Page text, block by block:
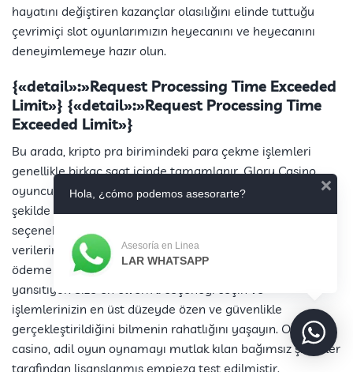
hayatını değiştiren kazançlar olasılığını elinde tuttuğu
çevrimiçi slot oyunlarımızın heyecanını ve heyecanını
deneyimlemeye hazır olun.
{«detail»:»Request Processing Time Exceeded
Limit»} {«detail»:»Request Processing Time
Exceeded Limit»}
Bu arada, kripto pra birimindeki para çekme işlemleri
genellikle birkaç saat içinde tamamlanır. Glory Casino,
oyuncuların kazançlarına güvenli empieza rahat bir
şekilde erişebilmelerini sağlamak için çeşitli para çekme
seçenekleri sunar. Burada oyuncularımızın finansal
verilerinin emniyeti ve güvenliği büyük önem taşıyor ve
ödeme yöntemlerinin seçimi de bu taahhüdümüzü
yansıtıyor. Size en elveri?li seçeneği seçin ve
işlemlerinizin en üst düzeyde özen ve güvenlikle
gerçekleştirildiğini bilmenin rahatlığını yaşayın. Online
casino, adil oyun oynamayı mutlak kılan bağımsız şirketler
tarafından lisanslanmış empieza test edilmiştir.
Hola, ¿cómo podemos asesorarte?
Asesoría en Linea
LAR WHATSAPP